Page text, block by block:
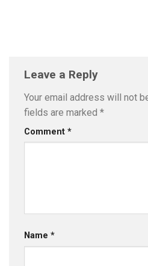
Leave a Reply
Your email address will not
fields are marked *
Comment *
Name *